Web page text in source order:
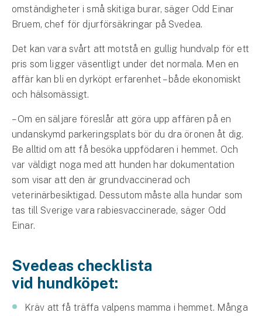
Hyresrättsförsäkring
Företag
Företagsförsäkring
Bilförsäkring för företag
Släpvagnsförsäkring
Drönarförsäkring
För förmedlare
Gruppförsäkringar
Försäkring via förmedlare
Se alla försäkringar
omständigheter i små skitiga burar, säger Odd Einar
Bruem, chef för djurförsäkringar på Svedea.
Det kan vara svårt att motstå en gullig hundvalp för ett
pris som ligger väsentligt under det normala. Men en
affär kan bli en dyrköpt erfarenhet – både ekonomiskt
och hälsomässigt.
– Om en säljare föreslår att göra upp affären på en
undanskymd parkeringsplats bör du dra öronen åt dig.
Be alltid om att få besöka uppfödaren i hemmet. Och
var väldigt noga med att hunden har dokumentation
som visar att den är grundvaccinerad och
veterinärbesiktigad. Dessutom måste alla hundar som
tas till Sverige vara rabiesvaccinerade, säger Odd
Einar.
Svedeas checklista
vid hundköpet:
Kräv att få träffa valpens mamma i hemmet. Många